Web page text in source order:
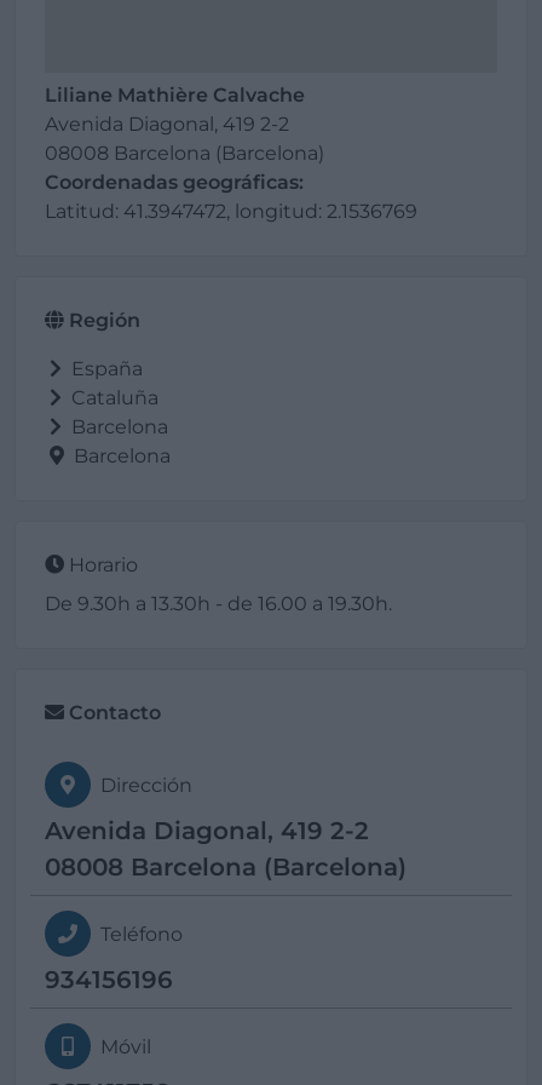
Liliane Mathière Calvache
Avenida Diagonal, 419 2-2
08008 Barcelona (Barcelona)
Coordenadas geográficas:
Latitud: 41.3947472, longitud: 2.1536769
Región
España
Cataluña
Barcelona
Barcelona
Horario
De 9.30h a 13.30h - de 16.00 a 19.30h.
Contacto
Dirección
Avenida Diagonal, 419 2-2
08008 Barcelona (Barcelona)
Teléfono
934156196
Móvil